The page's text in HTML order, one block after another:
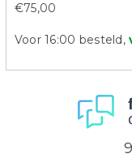
€75,00
Voor 16:00 besteld,